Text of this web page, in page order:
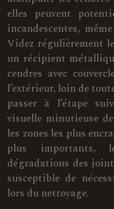
elles peuvent
incandescentes,
Videz régulièrement
un récipient
cendres avec
l’extérieur, loin de
passer à l’étape
visuelle minutieuse
les zones les plus
plus importants,
dégradations des
susceptible de
lors du nettoyage.